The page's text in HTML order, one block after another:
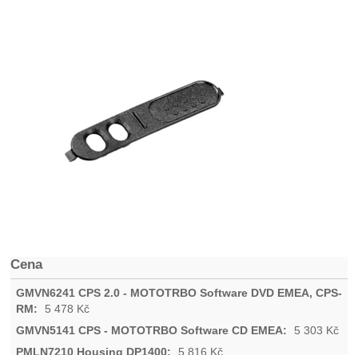
Cena
5 478 Kč
5 303 Kč
5 816 Kč